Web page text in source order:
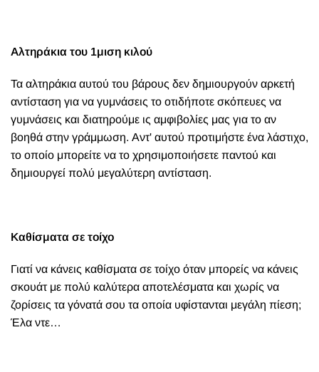
Αλτηράκια του 1μιση κιλού
Τα αλτηράκια αυτού του βάρους δεν δημιουργούν αρκετή
αντίσταση για να γυμνάσεις το οτιδήποτε σκόπευες να
γυμνάσεις και διατηρούμε ις αμφιβολίες μας για το αν
βοηθά στην γράμμωση. Αντ' αυτού προτιμήστε ένα λάστιχο,
το οποίο μπορείτε να το χρησιμοποιήσετε παντού και
δημιουργεί πολύ μεγαλύτερη αντίσταση.
Καθίσματα σε τοίχο
Γιατί να κάνεις καθίσματα σε τοίχο όταν μπορείς να κάνεις
σκουάτ με πολύ καλύτερα αποτελέσματα και χωρίς να
ζορίσεις τα γόνατά σου τα οποία υφίστανται μεγάλη πίεση;
Έλα ντε…